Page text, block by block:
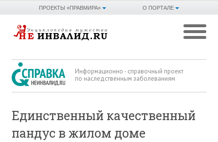
О ПОРТАЛЕ
ПРОЕКТЫ «ПРАВМИРА»
Информационно - справочный проект
по наследственным заболеваниям
Единственный качественный
пандус в жилом доме